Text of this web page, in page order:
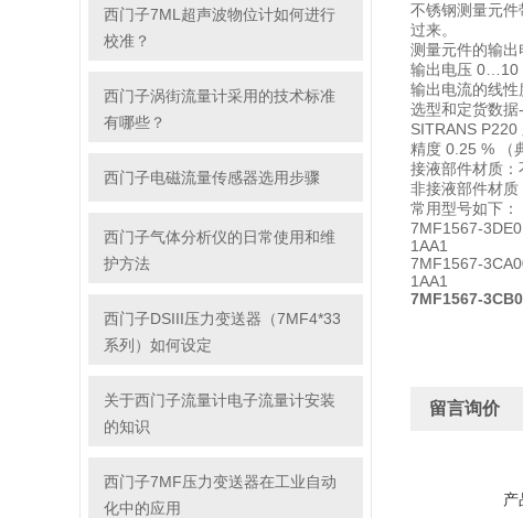
西门子7ML超声波物位计如何进行
校准？
西门子涡街流量计采用的技术标准
有哪些？
西门子电磁流量传感器选用步骤
西门子气体分析仪的日常使用和维
护方法
西门子DSIII压力变送器（7MF4*33
系列）如何设定
关于西门子流量计电子流量计安装
的知识
西门子7MF压力变送器在工业自动
化中的应用
不锈钢测量元
过来。
测量元件的输
输出电压 0…10
输出电流的线性
选型和定货数
SITRANS
精度 0.25 % （
接液部件材质：
非接液部件材质
常用型号如下：
7MF1567-
1AA1
7MF1567-
1AA1
7MF1567-
留言询价
产